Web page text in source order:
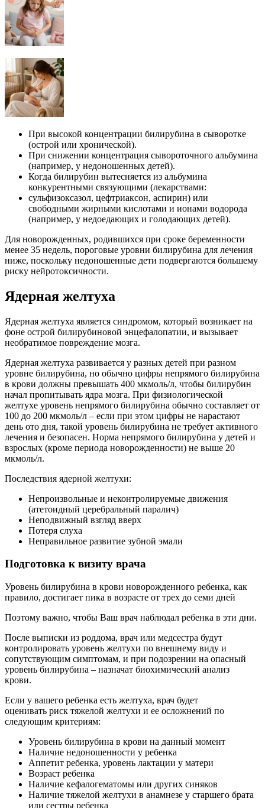
При высокой концентрации билирубина в сыворотке
(острой или хронической).
При снижении концентрация сывороточного альбумина
(например, у недоношенных детей).
Когда билирубин вытесняется из альбумина
конкурентными связующими (лекарствами:
сульфизоксазол, цефтриаксон, аспирин) или
свободными жирными кислотами и ионами водорода
(например, у недоедающих и голодающих детей).
Для новорожденных, родившихся при сроке беременности
менее 35 недель, пороговые уровни билирубина для лечения
ниже, поскольку недоношенные дети подвергаются большему
риску нейротоксичности.
Ядерная желтуха
Ядерная желтуха является синдромом, который возникает на
фоне острой билирубиновой энцефалопатии, и вызывает
необратимое повреждение мозга.
Ядерная желтуха развивается у разных детей при разном
уровне билирубина, но обычно цифры непрямого билирубина
в крови должны превышать 400 мкмоль/л, чтобы билирубин
начал пропитывать ядра мозга. При физиологической
желтухе уровень непрямого билирубина обычно составляет от
100 до 200 мкмоль/л – если при этом цифры не нарастают
день ото дня, такой уровень билирубина не требует активного
лечения и безопасен. Норма непрямого билирубина у детей и
взрослых (кроме периода новорожденности) не выше 20
мкмоль/л.
Последствия ядерной желтухи:
Непроизвольные и неконтролируемые движения
(атетоидный церебральный паралич)
Неподвижный взгляд вверх
Потеря слуха
Неправильное развитие зубной эмали
Подготовка к визиту врача
Уровень билирубина в крови новорожденного ребенка, как
правило, достигает пика в возрасте от трех до семи дней
Поэтому важно, чтобы Ваш врач наблюдал ребенка в эти дни.
После выписки из роддома, врач или медсестра будут
контролировать уровень желтухи по внешнему виду и
сопутствующим симптомам, и при подозрении на опасный
уровень билирубина – назначат биохимический анализ
крови.
Если у вашего ребенка есть желтуха, врач будет
оценивать риск тяжелой желтухи и ее осложнений по
следующим критериям:
Уровень билирубина в крови на данный момент
Наличие недоношенности у ребенка
Аппетит ребенка, уровень лактации у матери
Возраст ребенка
Наличие кефалогематомы или других синяков
Наличие тяжелой желтухи в анамнезе у старшего брата
или сестры ребенка